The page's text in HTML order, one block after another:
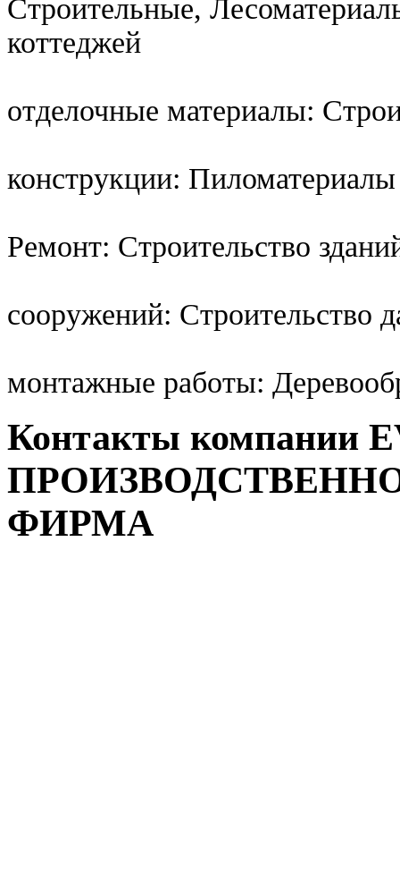
Строительные,
коттеджей
отделочные материалы:
конструкции: Пиломатериалы
Ремонт: Строительство
сооружений: Строительство
монтажные работы:
Контакты компании
ФИРМА